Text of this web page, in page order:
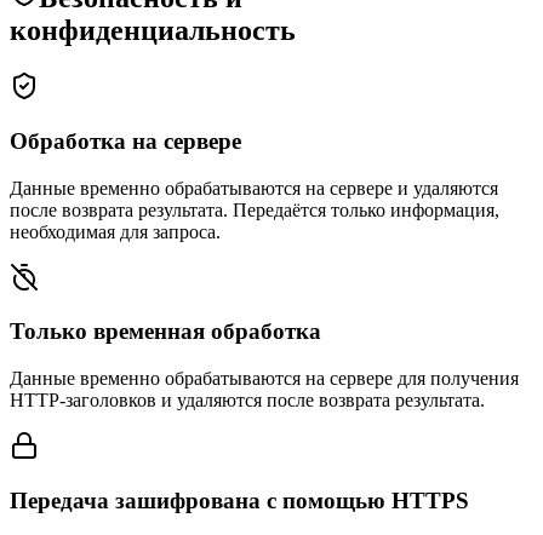
конфиденциальность
Обработка на сервере
Данные временно обрабатываются на сервере и удаляются
после возврата результата. Передаётся только информация,
необходимая для запроса.
Только временная обработка
Данные временно обрабатываются на сервере для получения
HTTP-заголовков и удаляются после возврата результата.
Передача зашифрована с помощью HTTPS